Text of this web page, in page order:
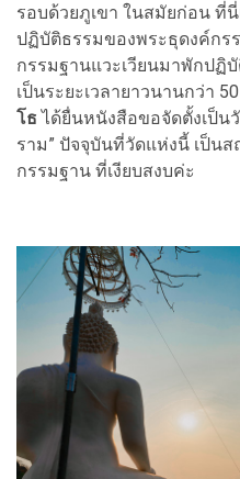
รอบด้วยภูเขา ในสมัยก่อน ที่
ปฏิบัติธรรมของพระธุดงค์กร
กรรมฐานแวะเวียนมาพักปฏิ
เป็นระยะเวลายาวนานกว่า
โธ ได้ยื่นหนังสือขอจัดตั้งเป็น
ราม” ปัจจุบันที่วัดแห่งนี้ เป็น
กรรมฐาน ที่เงียบสงบค่ะ